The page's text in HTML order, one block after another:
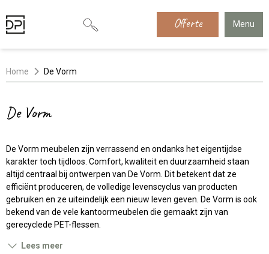
Offerte Menu
Home De Vorm
De Vorm
De Vorm meubelen zijn verrassend en ondanks het eigentijdse
karakter toch tijdloos. Comfort, kwaliteit en duurzaamheid staan
altijd centraal bij ontwerpen van De Vorm. Dit betekent dat ze
efficiënt produceren, de volledige levenscyclus van producten
gebruiken en ze uiteindelijk een nieuw leven geven. De Vorm is ook
bekend van de vele kantoormeubelen die gemaakt zijn van
gerecyclede PET-flessen.
Lees meer